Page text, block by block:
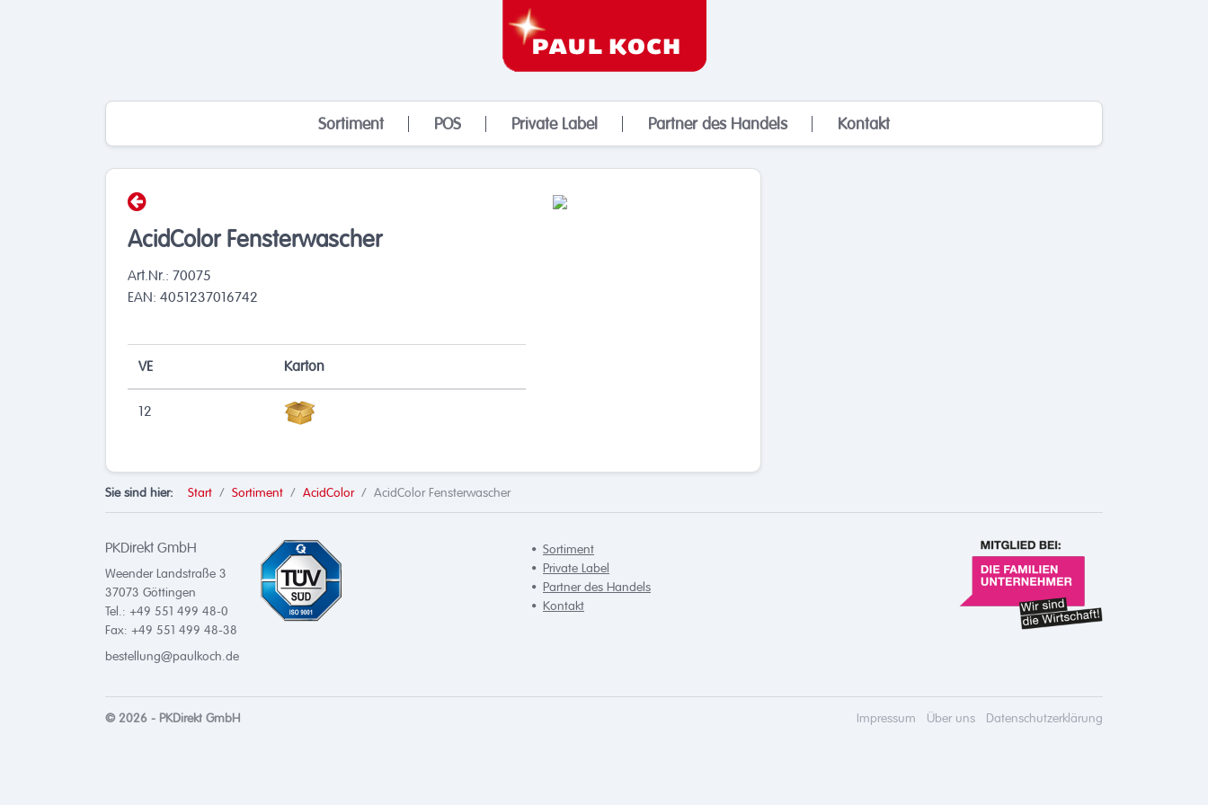
Sortiment POS Private Label Partner des Handels Kontakt
AcidColor Fensterwascher
Art.Nr.: 70075
EAN: 4051237016742
VE Karton
12
Sie sind hier: Start Sortiment AcidColor AcidColor Fensterwascher
PKDirekt GmbH
Weender Landstraße 3
37073 Göttingen
Tel.: +49 551 499 48-0
Fax: +49 551 499 48-38
bestellung@paulkoch.de
Sortiment
Private Label
Partner des Handels
Kontakt
© 2026 - PKDirekt GmbH Impressum Über uns Datenschutzerklärung